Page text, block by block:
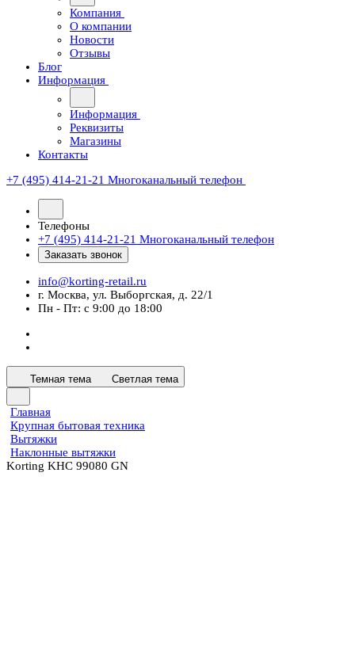
Компания
О компании
Новости
Отзывы
Блог
Информация
Информация
Реквизиты
Магазины
Контакты
+7 (495) 414-21-21 Многоканальный телефон
Телефоны
+7 (495) 414-21-21 Многоканальный телефон
Заказать звонок
info@korting-retail.ru
г. Москва, ул. Выборгская, д. 22/1
Пн - Пт: с 9:00 до 18:00
Темная тема Светлая тема
Главная
Крупная бытовая техника
Вытяжки
Наклонные вытяжки
Korting KHC 99080 GN